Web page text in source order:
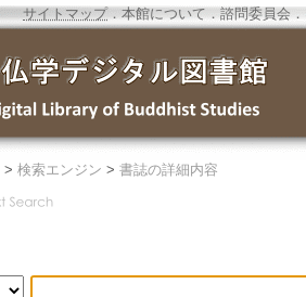
サイトマップ．本館について ． 諮問委員会 ．
> 検索エンジン > 書誌の詳細内容